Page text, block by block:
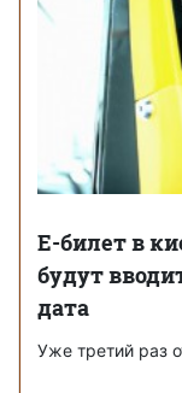
Е-билет в
будут
дата
Уже третий раз